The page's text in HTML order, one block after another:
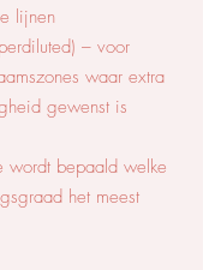
lijnen
– voor
waar extra
gewenst is
wordt bepaald welke
het meest